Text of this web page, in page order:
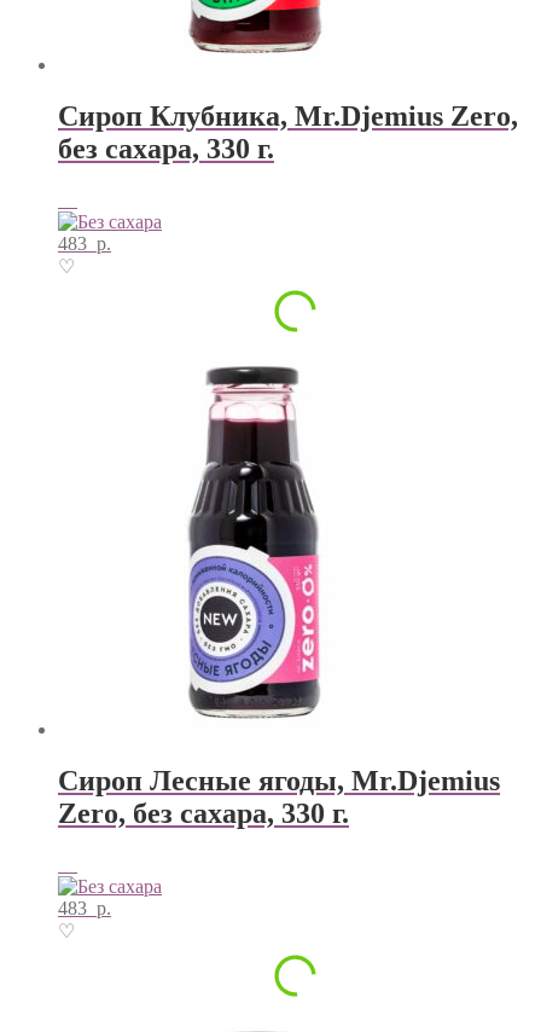
Сироп Клубника, Mr.Djemius Zero,
без сахара, 330 г.
483 р.
♡
Сироп Лесные ягоды, Mr.Djemius
Zero, без сахара, 330 г.
483 р.
♡